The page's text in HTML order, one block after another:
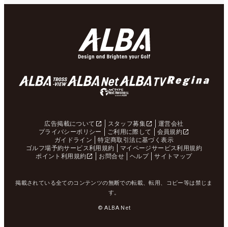
広告掲載について スタッフ募集
運営会社
プライバシーポリシー
ご利用に際して
会員規約
ガイドライン
特定商取引法に基づく表示
ゴルフ場予約サービス利用規約
マイページサービス利用規約
ポイント利用規約
お問合せ ヘルプ サイトマップ
掲載されている全てのコンテンツの無断での転載、転用、コピー等は禁じま
す。
© ALBA Net